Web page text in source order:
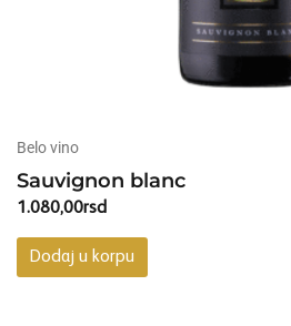
Belo vino
Sauvignon blanc
1.080,00rsd
Dodaj u korpu